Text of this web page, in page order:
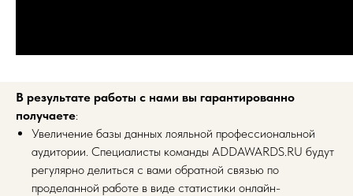
В результате работы с нами вы гарантированно
получаете:
Увеличение базы данных лояльной профессиональной
аудитории. Специалисты команды ADDAWARDS.RU будут
регулярно делиться с вами обратной связью по
проделанной работе в виде статистики онлайн-